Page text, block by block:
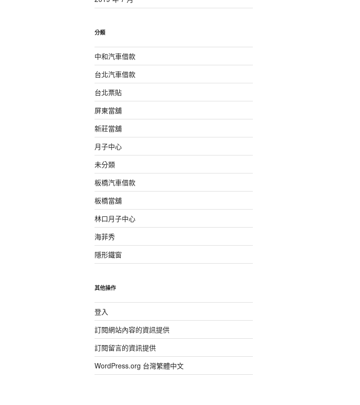
分類
中和汽車借款
台北汽車借款
台北票貼
屏東當舖
新莊當舖
月子中心
未分類
板橋汽車借款
板橋當舖
林口月子中心
海菲秀
隱形鐵窗
其他操作
登入
訂閱網站內容的資訊提供
訂閱留言的資訊提供
WordPress.org 台灣繁體中文